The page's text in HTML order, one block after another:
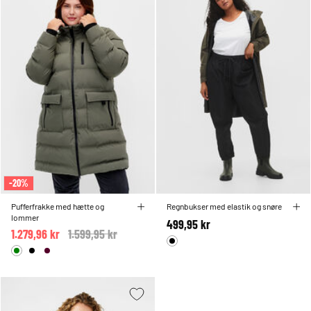
-20%
Pufferfrakke med hætte og
lommer
Price reduced from
1.599,95 kr
1.279,96 kr
Regnbukser med elastik og snøre
499,95 kr